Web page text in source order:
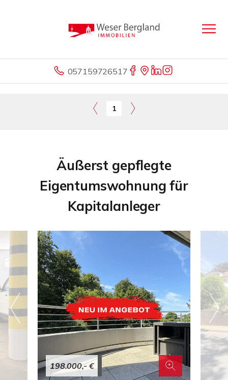
057159726517
1
Äußerst gepflegte
Eigentumswohnung für
Kapitalanleger
198.000,- €